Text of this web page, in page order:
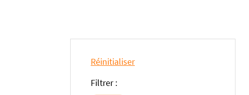
Réinitialiser
Filtrer :